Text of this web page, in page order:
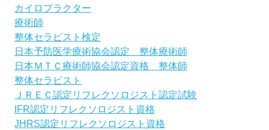
カイロプラクター
療術師
整体セラピスト検定
日本予防医学療術協会認定 整体療術師
日本ＭＴＣ療術師協会認定資格 整体師
整体セラピスト
ＪＲＥＣ認定リフレクソロジスト認定試験
IFR認定リフレクソロジスト資格
JHRS認定リフレクソロジスト資格